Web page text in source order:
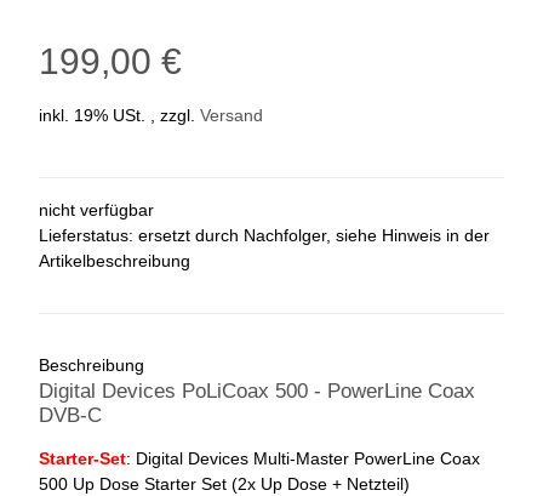
199,00 €
inkl. 19% USt. , zzgl. Versand
nicht verfügbar
Lieferstatus: ersetzt durch Nachfolger, siehe Hinweis in der
Artikelbeschreibung
Beschreibung
Digital Devices PoLiCoax 500 - PowerLine Coax
DVB-C
Starter-Set: Digital Devices Multi-Master PowerLine Coax
500 Up Dose Starter Set (2x Up Dose + Netzteil)